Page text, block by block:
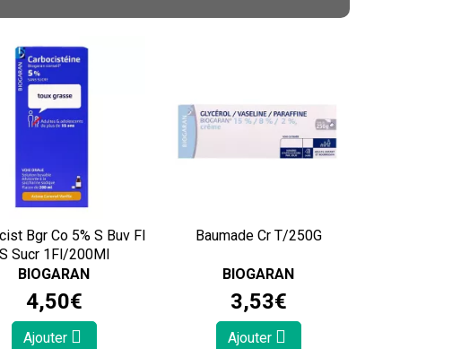
Bgr Co 5% S Buv Fl
S Sucr 1Fl/200Ml
BIOGARAN
4,50€
Ajouter
Baumade Cr T/250G
BIOGARAN
3,53€
Ajouter